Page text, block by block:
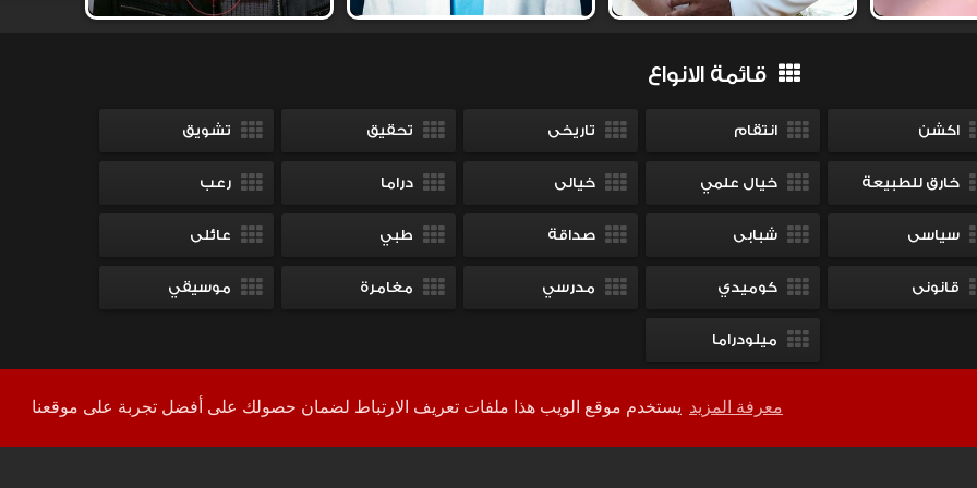
معرفة المزيد
قائمة الانواع
اكشن انتقام تاريخى تحقيق تشويق
خارق للطبيعة خيال علمي خيالى دراما رعب
سياسى شبابى صداقة طبي عائلى
قانونى كوميدي مدرسي مغامرة موسيقي
ميلودراما